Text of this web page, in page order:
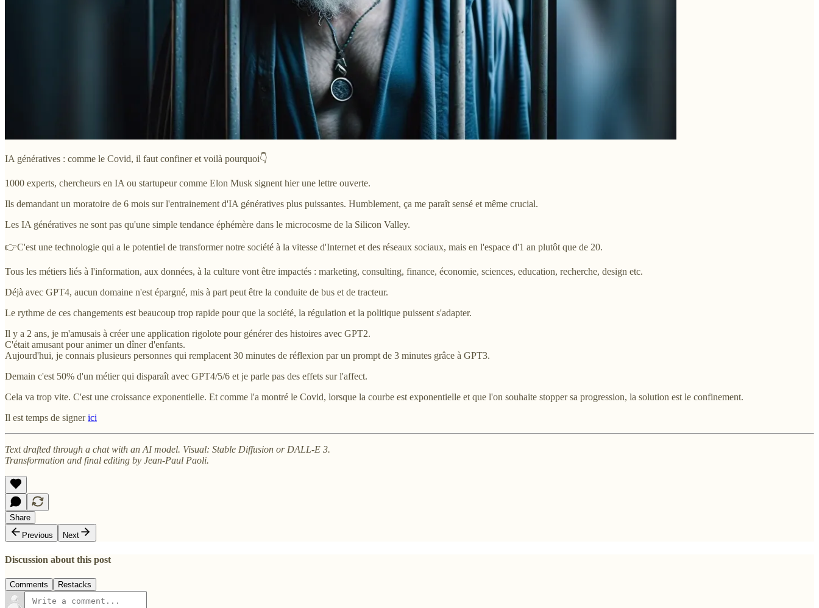
IA génératives : comme le Covid, il faut confiner et voilà pourquoi👇
1000 experts, chercheurs en IA ou startupeur comme Elon Musk signent hier une lettre ouverte.
Ils demandant un moratoire de 6 mois sur l'entrainement d'IA génératives plus puissantes. Humblement, ça me paraît sensé et même crucial.
Les IA génératives ne sont pas qu'une simple tendance éphémère dans le microcosme de la Silicon Valley.
👉C'est une technologie qui a le potentiel de transformer notre société à la vitesse d'Internet et des réseaux sociaux, mais en l'espace d'1 an plutôt que de 20.
Tous les métiers liés à l'information, aux données, à la culture vont être impactés : marketing, consulting, finance, économie, sciences, education, recherche, design etc.
Déjà avec GPT4, aucun domaine n'est épargné, mis à part peut être la conduite de bus et de tracteur.
Le rythme de ces changements est beaucoup trop rapide pour que la société, la régulation et la politique puissent s'adapter.
Il y a 2 ans, je m'amusais à créer une application rigolote pour générer des histoires avec GPT2.
C'était amusant pour animer un dîner d'enfants.
Aujourd'hui, je connais plusieurs personnes qui remplacent 30 minutes de réflexion par un prompt de 3 minutes grâce à GPT3.
Demain c'est 50% d'un métier qui disparaît avec GPT4/5/6 et je parle pas des effets sur l'affect.
Cela va trop vite. C'est une croissance exponentielle. Et comme l'a montré le Covid, lorsque la courbe est exponentielle et que l'on souhaite stopper sa progression, la solution est le confinement.
Il est temps de signerici
Text drafted through a chat with an AI model. Visual: Stable Diffusion or DALL-E 3.
Transformation and final editing by Jean-Paul Paoli.
Share
Previous
Next
Discussion about this post
Comments Restacks